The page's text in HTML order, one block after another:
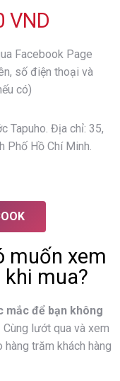
VND
Facebook Page
số điện thoại và
có)
Tapuho. Địa chỉ: 35,
Phố Hồ Chí Minh.
muốn xem
mua?
mắc để bạn không
Cùng lướt qua và xem
trăm khách hàng